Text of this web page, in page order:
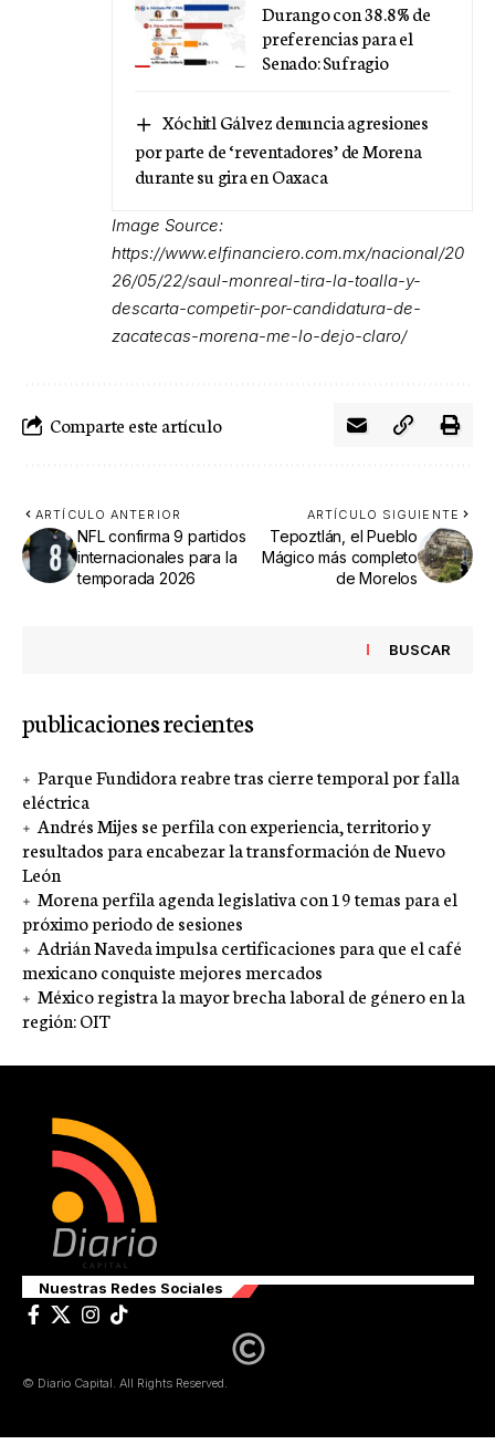
Durango con 38.8% de
preferencias para el
Senado: Sufragio
Xóchitl Gálvez denuncia agresiones
por parte de ‘reventadores’ de Morena
durante su gira en Oaxaca
Image Source:
https://www.elfinanciero.com.mx/nacional/20
26/05/22/saul-monreal-tira-la-toalla-y-
descarta-competir-por-candidatura-de-
zacatecas-morena-me-lo-dejo-claro/
Comparte este artículo
ARTÍCULO ANTERIOR
NFL confirma 9 partidos
internacionales para la
temporada 2026
ARTÍCULO SIGUIENTE
Tepoztlán, el Pueblo
Mágico más completo
de Morelos
BUSCAR
publicaciones recientes
Parque Fundidora reabre tras cierre temporal por falla
eléctrica
Andrés Mijes se perfila con experiencia, territorio y
resultados para encabezar la transformación de Nuevo
León
Morena perfila agenda legislativa con 19 temas para el
próximo periodo de sesiones
Adrián Naveda impulsa certificaciones para que el café
mexicano conquiste mejores mercados
México registra la mayor brecha laboral de género en la
región: OIT
Nuestras Redes Sociales
© Diario Capital. All Rights Reserved.